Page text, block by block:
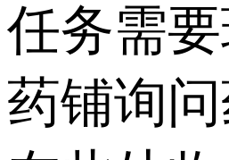
任务需
药铺询问